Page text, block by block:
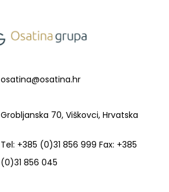
osatina@osatina.hr
Grobljanska 70, Viškovci, Hrvatska
Tel: +385 (0)31 856 999 Fax: +385
(0)31 856 045